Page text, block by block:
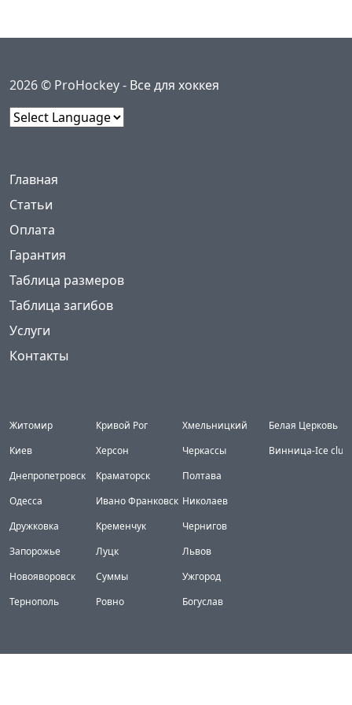
2026 © ProHockey - Все для хоккея
Главная
Статьи
Оплата
Гарантия
Таблица размеров
Таблица загибов
Услуги
Контакты
Житомир
Киев
Днепропетровск
Одесса
Дружковка
Запорожье
Новояворовск
Тернополь
Кривой Рог
Херсон
Краматорск
Ивано Франковск
Кременчук
Луцк
Суммы
Ровно
Хмельницкий
Черкассы
Полтава
Николаев
Чернигов
Львов
Ужгород
Богуслав
Белая Церковь
Винница-Ice club